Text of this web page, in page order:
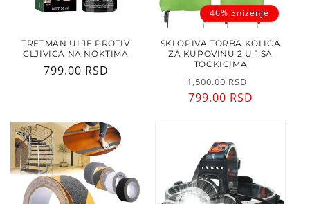
TRETMAN ULJE PROTIV
GLJIVICA NA NOKTIMA
Regularna
799.00 RSD
46% Snizenje
SKLOPIVA TORBA KOLICA
ZA KUPOVINU 2 U 1 SA
TOCKICIMA
Regularna
cena
1,500.00 RSD
799.00 RSD